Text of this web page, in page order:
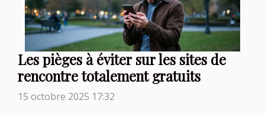
Les pièges à éviter sur les sites de
rencontre totalement gratuits
15 octobre 2025 17:32